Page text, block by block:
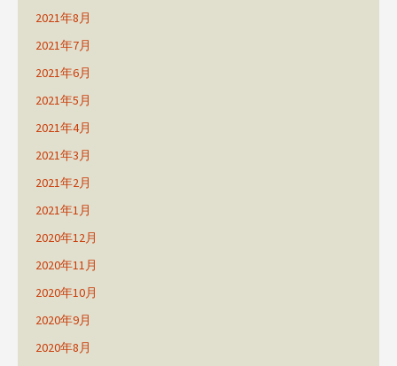
2021年8月
2021年7月
2021年6月
2021年5月
2021年4月
2021年3月
2021年2月
2021年1月
2020年12月
2020年11月
2020年10月
2020年9月
2020年8月